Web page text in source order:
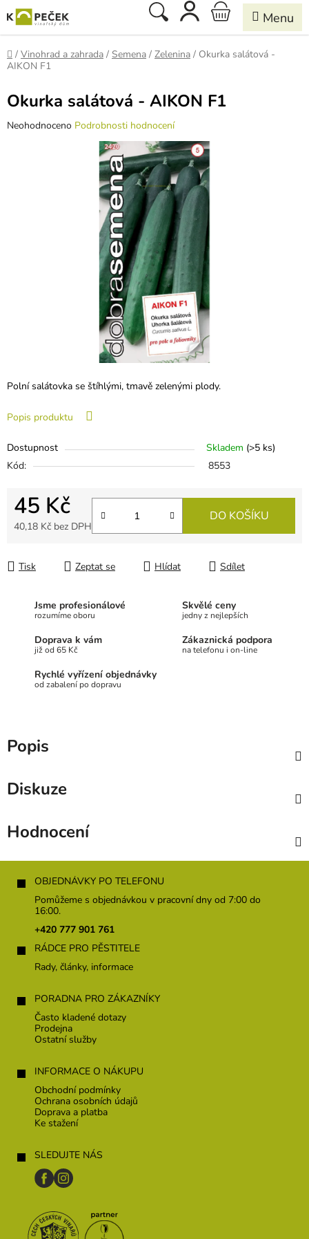
na
obsah
Hledat
NÁKUPNÍ
KOŠÍK
Domů
/ Vinohrad a zahrada / Semena / Zelenina / Okurka salátová -
AIKON F1
Polní salátovka se štíhlými, tmavě zelenými plody.
Popis produktu
Dostupnost Skladem (>5 ks)
Kód:
8553
45 Kč
40,18 Kč bez DPH
DO KOŠÍKU
Tisk Zeptat se Hlídat Sdílet
Okurka salátová - AIKON F1
Průměrné
Neohodnoceno Podrobnosti hodnocení
Jsme profesionálové
rozumíme oboru
Skvělé ceny
jedny z nejlepších
Doprava k vám
již od 65 Kč
Zákaznická podpora
na telefonu i on-line
Rychlé vyřízení objednávky
od zabalení po dopravu
Popis
Diskuze
Hodnocení
OBJEDNÁVKY PO TELEFONU
Pomůžeme s objednávkou v pracovní dny od 7:00 do
16:00.
+420 777 901 761
RÁDCE PRO PĚSTITELE
Rady, články, informace
PORADNA PRO ZÁKAZNÍKY
Často kladené dotazy
Prodejna
Ostatní služby
INFORMACE O NÁKUPU
Obchodní podmínky
Ochrana osobních údajů
Doprava a platba
Ke stažení
SLEDUJTE NÁS